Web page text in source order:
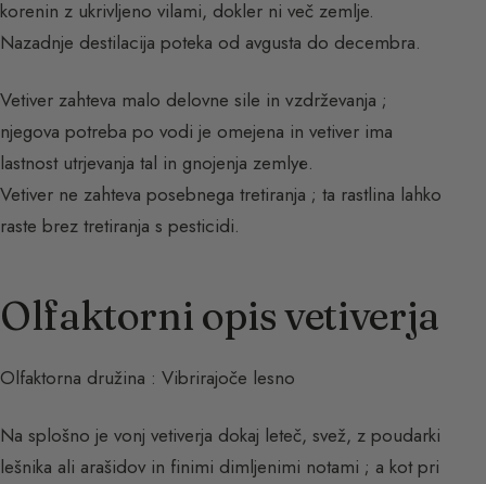
korenin z ukrivljeno vilami, dokler ni več zemlje.
Nazadnje destilacija poteka od avgusta do decembra.
Vetiver zahteva malo delovne sile in vzdrževanja ;
njegova potreba po vodi je omejena in vetiver ima
lastnost utrjevanja tal in gnojenja zemlyе.
Vetiver ne zahteva posebnega tretiranja ; ta rastlina lahko
raste brez tretiranja s pesticidi.
Olfaktorni opis vetiverja
Olfaktorna družina : Vibrirajoče lesno
Na splošno je vonj vetiverja dokaj leteč, svež, z poudarki
lešnika ali arašidov in finimi dimljenimi notami ; a kot pri